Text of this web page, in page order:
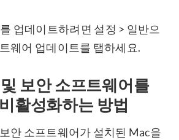
업데이트하려면 설정 > 일반으
웨어 업데이트를 탭하세요.
보안 소프트웨어를
활성화하는 방법
안 소프트웨어가 설치된 Mac을